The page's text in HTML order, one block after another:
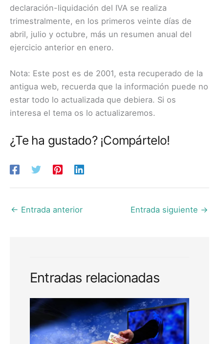
declaración-liquidación del IVA se realiza
trimestralmente, en los primeros veinte días de
abril, julio y octubre, más un resumen anual del
ejercicio anterior en enero.
Nota: Este post es de 2001, esta recuperado de la
antigua web, recuerda que la información puede no
estar todo lo actualizada que debiera. Si os
interesa el tema os lo actualizaremos.
¿Te ha gustado? ¡Compártelo!
← Entrada anterior Entrada siguiente →
Entradas relacionadas